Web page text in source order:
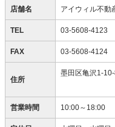
店舗名 アイウィル不動
TEL 03-5608-4123
FAX 03-5608-4124
住所
墨田区亀沢1-
営業時間 10:00～18:00